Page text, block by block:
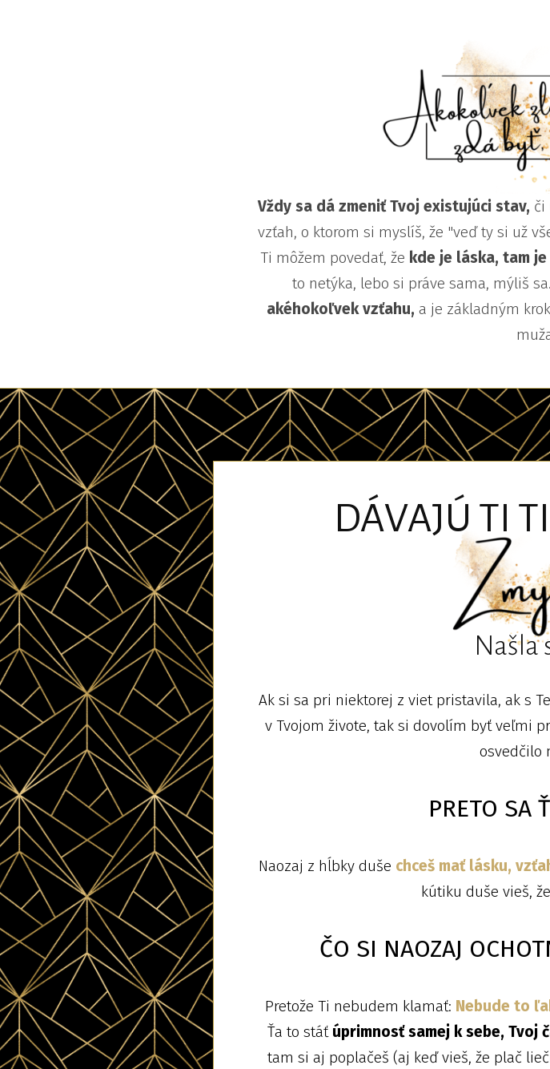
Vždy sa dá zmeniť Tvoj existujúci stav, či
vzťah, o ktorom si myslíš, že "veď ty si už
Ti môžem povedať, že kde je láska, tam
to netýka, lebo si práve sama, mýliš sa.
akéhokoľvek vzťahu, a je základným
DÁVAJÚ TI
Našla
Ak si sa pri niektorej z viet pristavila, ak s
v Tvojom živote, tak si dovolím byť veľmi
osvedčilo
PRETO SA
Naozaj z hĺbky duše chceš mať lásku,
kútiku duše vieš,
ČO SI NAOZAJ
Pretože Ti nebudem klamať: Nebude to
Ťa to stáť úprimnosť samej k sebe, Tvoj
tam si aj poplačeš (aj keď vieš, že plač